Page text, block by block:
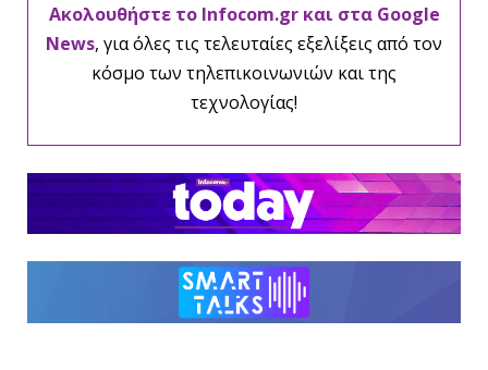
Ακολουθήστε το Infocom.gr και στα Google
News, για όλες τις τελευταίες εξελίξεις από τον
κόσμο των τηλεπικοινωνιών και της
τεχνολογίας!